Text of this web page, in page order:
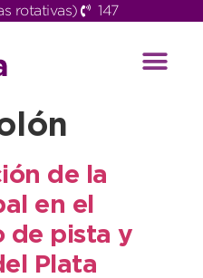
rotativas) 147
de la
en el
de pista y
Plata